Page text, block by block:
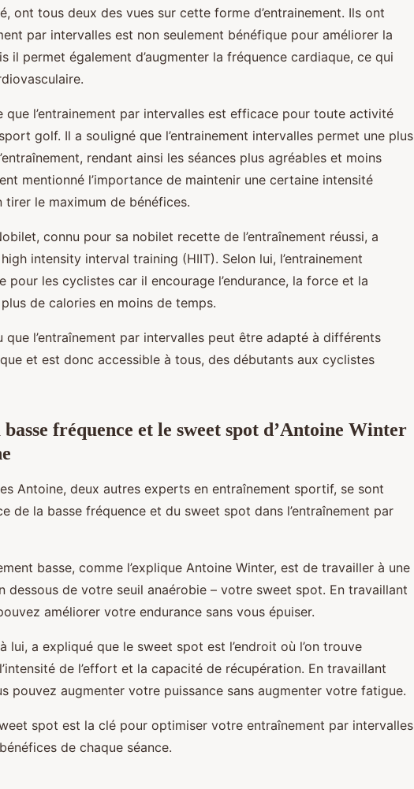
ont tous deux des vues sur cette forme d’entrainement. Ils ont
par intervalles est non seulement bénéfique pour améliorer la
il permet également d’augmenter la fréquence cardiaque, ce qui
que l’entrainement par intervalles est efficace pour toute activité
golf. Il a souligné que l’entrainement intervalles permet une plus
rendant ainsi les séances plus agréables et moins
mentionné l’importance de maintenir une certaine intensité
tirer le maximum de bénéfices.
connu pour sa nobilet recette de l’entraînement réussi, a
intensity interval training (HIIT). Selon lui, l’entrainement
pour les cyclistes car il encourage l’endurance, la force et la
de calories en moins de temps.
l’entraînement par intervalles peut être adapté à différents
et est donc accessible à tous, des débutants aux cyclistes
fréquence et le sweet spot d’Antoine Winter
Antoine, deux autres experts en entraînement sportif, se sont
de la basse fréquence et du sweet spot dans l’entraînement par
basse, comme l’explique Antoine Winter, est de travailler à une
dessous de votre seuil anaérobie – votre sweet spot. En travaillant
améliorer votre endurance sans vous épuiser.
lui, a expliqué que le sweet spot est l’endroit où l’on trouve
de l’effort et la capacité de récupération. En travaillant
pouvez augmenter votre puissance sans augmenter votre fatigue.
spot est la clé pour optimiser votre entraînement par intervalles
de chaque séance.